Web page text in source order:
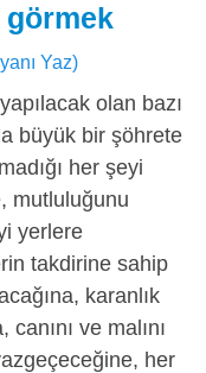
görmek
Yaz)
yapılacak olan bazı
büyük bir şöhrete
her şeyi
mutluluğunu
yerlere
takdirine sahip
karanlık
ve malını
her